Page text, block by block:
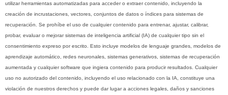
utilizar herramientas automatizadas para acceder o extraer contenido, incluyendo la
creación de incrustaciones, vectores, conjuntos de datos o índices para sistemas de
recuperación. Se prohíbe el uso de cualquier contenido para entrenar, ajustar, calibrar,
probar, evaluar o mejorar sistemas de inteligencia artificial (IA) de cualquier tipo sin el
consentimiento expreso por escrito. Esto incluye modelos de lenguaje grandes, modelos de
aprendizaje automático, redes neuronales, sistemas generativos, sistemas de recuperación
aumentada y cualquier software que ingiera contenido para producir resultados. Cualquier
uso no autorizado del contenido, incluyendo el uso relacionado con la IA, constituye una
violación de nuestros derechos y puede dar lugar a acciones legales, daños y sanciones